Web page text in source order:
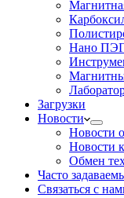
Нано
Загрузки
Новости
Новости
Новости
Обмен
Часто
Связаться с